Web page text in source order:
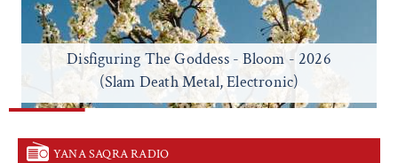
Disfiguring The Goddess - Bloom - 2026
(Slam Death Metal, Electronic)
YANA SAQRA RADIO